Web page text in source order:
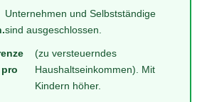
Unternehmen und Selbstständige
sind ausgeschlossen.
(zu versteuerndes
Haushaltseinkommen). Mit
Kindern höher.